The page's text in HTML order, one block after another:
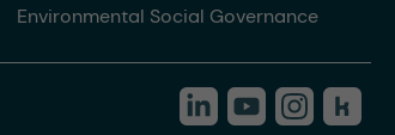
Environmental Social Governance